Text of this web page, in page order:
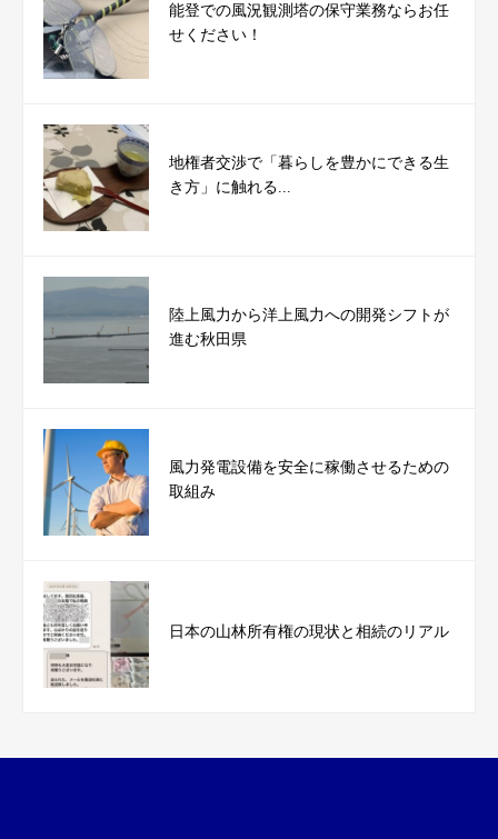
能登での風況観測塔の保守業務ならお任
せください！
地権者交渉で「暮らしを豊かにできる生
き方」に触れる...
陸上風力から洋上風力への開発シフトが
進む秋田県
風力発電設備を安全に稼働させるための
取組み
日本の山林所有権の現状と相続のリアル